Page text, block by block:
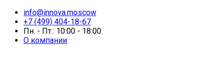
info@innova.moscow
+7 (499) 404-18-67
Пн. - Пт.: 10:00 - 18:00
О компании